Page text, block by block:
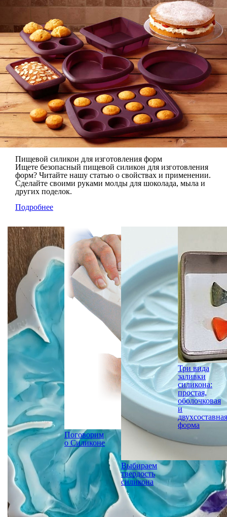
Пищевой силикон для изготовления форм
Ищете безопасный пищевой силикон для изготовления
форм? Читайте нашу статью о свойствах и применении.
Сделайте своими руками молды для шоколада, мыла и
других поделок.
Подробнее
Поговорим
о Силиконе
Выбираем
твердость
силикона
Три вида
заливки
силикона:
простая,
оболочковая
и
двухсоставная
форма